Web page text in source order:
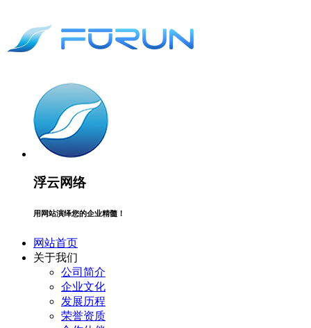
浮云网络
用网站演绎您的企业精髓！
网站首页
关于我们
公司简介
企业文化
发展历程
荣誉资质